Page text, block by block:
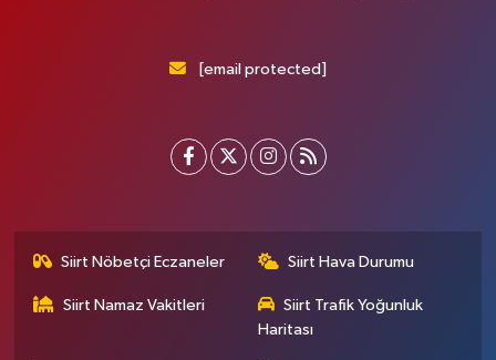
[email protected]
Siirt Nöbetçi Eczaneler Siirt Hava Durumu
Siirt Namaz Vakitleri
Siirt Trafik Yoğunluk
Haritası